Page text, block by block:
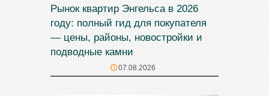
Рынок квартир Энгельса в 2026
году: полный гид для покупателя
— цены, районы, новостройки и
подводные камни
07.08.2026